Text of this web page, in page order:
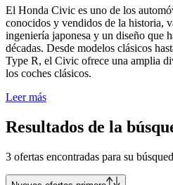
El Honda Civic es uno de los
conocidos y vendidos de la historia,
ingeniería japonesa y un diseño que
décadas. Desde modelos clásicos
Type R, el Civic ofrece una amplia
los coches clásicos.
Leer más
Resultados de la
3 ofertas encontradas para su